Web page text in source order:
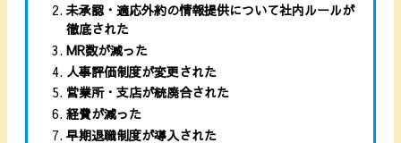
未承認・適応外約の情報提供について社内ルールが
徹底された
MR数が減った
人事評価制度が変更された
営業所・支店が統廃合された
経費が減った
早期退職制度が導入された